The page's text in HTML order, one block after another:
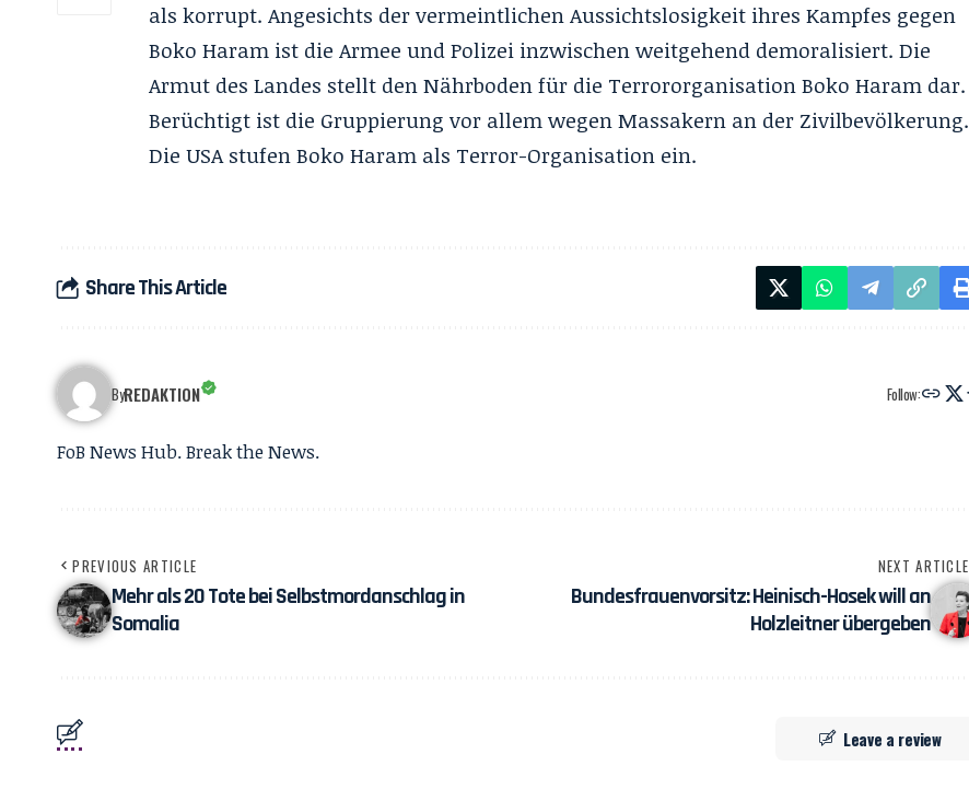
als korrupt. Angesichts der vermeintlichen Aussichtslosigkeit ihres Kampfes gegen
Boko Haram ist die Armee und Polizei inzwischen weitgehend demoralisiert. Die
Armut des Landes stellt den Nährboden für die Terrororganisation Boko Haram dar.
Berüchtigt ist die Gruppierung vor allem wegen Massakern an der Zivilbevölkerung.
Die USA stufen Boko Haram als Terror-Organisation ein.
Share This Article
ByREDAKTION Follow:
FoB News Hub. Break the News.
PREVIOUS ARTICLE
Mehr als 20 Tote bei Selbstmordanschlag in
Somalia
NEXT ARTICLE
Bundesfrauenvorsitz: Heinisch-Hosek will an
Holzleitner übergeben
Leave a review